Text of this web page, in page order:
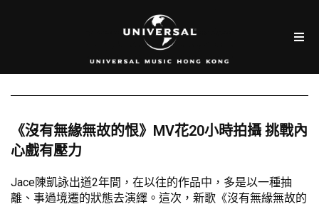
《沒有無緣無故的恨》MV花20小時拍攝 挑戰內
心戲有壓力
Jace陳凱詠出道2年間，在以往的作品中，多是以一種抽
離、事過境遷的狀態去演繹。這次，新歌《沒有無緣無故的